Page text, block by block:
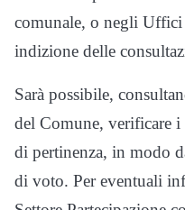
comunale, o negli Uffici
indizione delle
Sarà possibile,
del Comune, verificare
di pertinenza, in modo
di voto. Per eventuali